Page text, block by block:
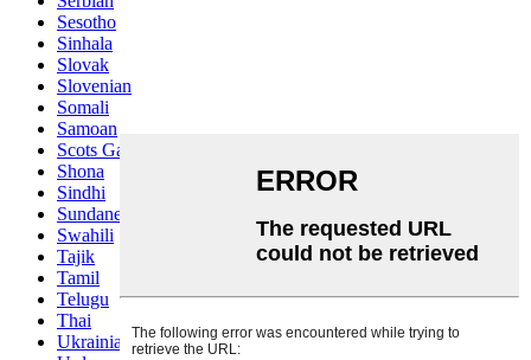
Sesotho
Sinhala
Slovak
Slovenian
Somali
Samoan
Scots Gaelic
Shona
Sindhi
Sundanese
Swahili
Tajik
Tamil
Telugu
Thai
Ukrainian